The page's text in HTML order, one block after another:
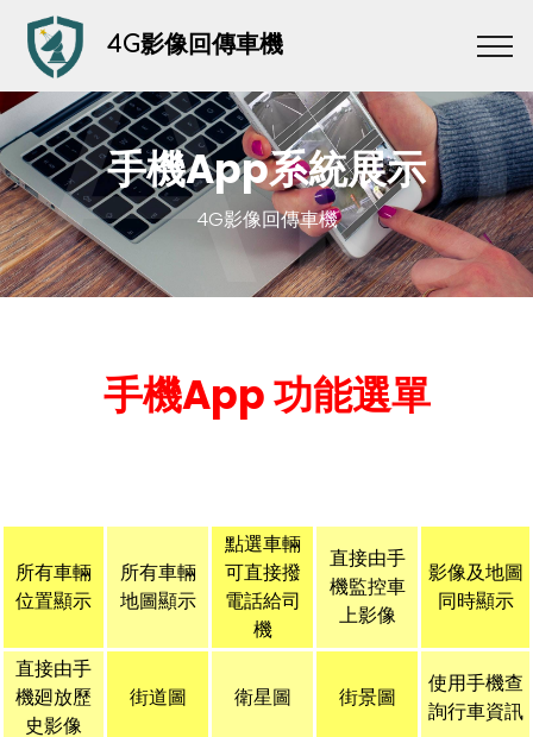
4G影像回傳車機
手機App系統展示
4G影像回傳車機
手機App 功能選單
所有車輛
位置顯示
所有車輛
地圖顯示
點選車輛
可直接撥
電話給司
機
直接由手
機監控車
上影像
影像及地圖
同時顯示
直接由手
機廻放歷
史影像
街道圖 衛星圖 街景圖
使用手機查
詢行車資訊